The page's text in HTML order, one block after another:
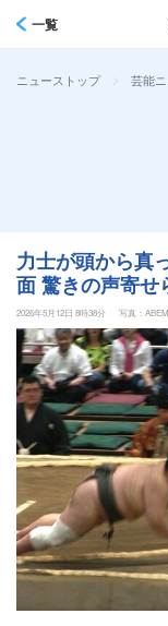
一覧
ニューストップ > 芸能
力士が頭から真
面 驚きの声寄せ
2026年5月12日 8時38分 写真：